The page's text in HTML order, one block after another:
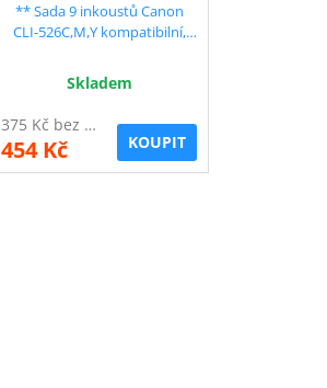
** Sada 9 inkoustů Canon
CLI-526C,M,Y kompatibilní,
Skladem
375 Kč bez DPH
454 Kč KOUPIT